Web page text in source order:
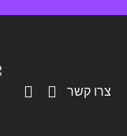
צרו קשר